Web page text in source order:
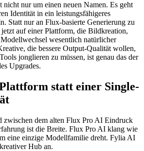
nicht nur um einen neuen Namen. Es geht
Identität in ein leistungsfähigeres
Statt nur an Flux-basierte Generierung zu
auf einer Plattform, die Bildkreation,
wesentlich natürlicher
die bessere Output-Qualität wollen,
jonglieren zu müssen, ist genau das der
Upgrades.
statt einer Single-
zwischen dem alten Flux Pro AI Eindruck
ist die Breite. Flux Pro AI klang wie
eine einzige Modellfamilie dreht. Fylia AI
Hub an.